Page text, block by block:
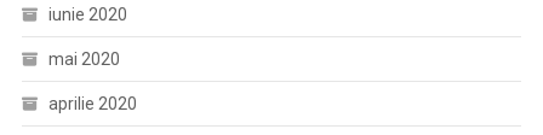
iunie 2020
mai 2020
aprilie 2020